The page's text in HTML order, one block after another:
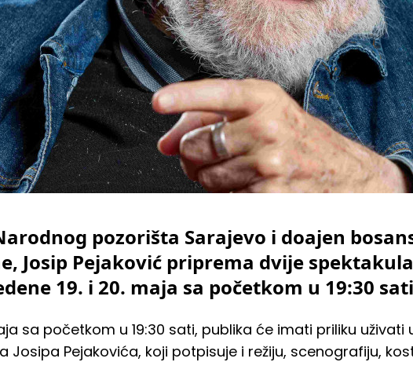
pozorišta Sarajevo i doajen
Josip Pejaković priprema dvije
19. i 20. maja sa početkom u 19:30
sa početkom u 19:30 sati, publika će imati priliku
Josipa Pejakovića, koji potpisuje i režiju, scenografiju,